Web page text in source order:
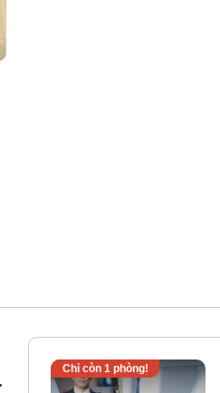
Chỉ còn 1phòng!